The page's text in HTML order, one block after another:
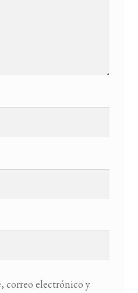
correo electrónico y